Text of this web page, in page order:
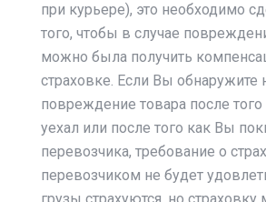
при курьере), это необходимо
того, чтобы в случае
можно была получить
страховке. Если Вы обнаружите
повреждение товара после того
уехал или после того как Вы
перевозчика, требование о
перевозчиком не будет